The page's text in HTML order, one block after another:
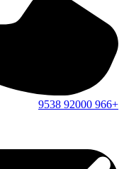
+966
92000
9538